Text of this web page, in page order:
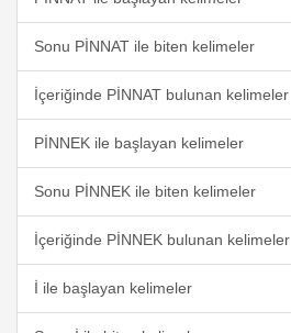
Sonu PİNNAT ile biten kelimeler
İçeriğinde PİNNAT bulunan kelimeler
PİNNEK ile başlayan kelimeler
Sonu PİNNEK ile biten kelimeler
İçeriğinde PİNNEK bulunan kelimeler
İ ile başlayan kelimeler